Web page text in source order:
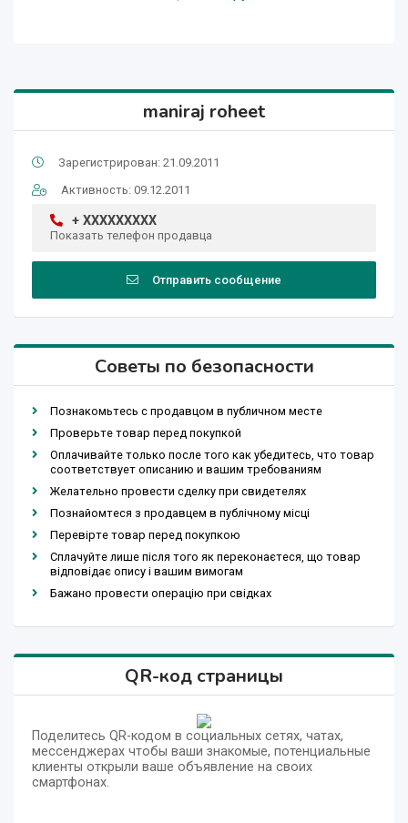
maniraj roheet
Зарегистрирован: 21.09.2011
Активность: 09.12.2011
+ XXXXXXXXX
Показать телефон продавца
Отправить сообщение
Советы по безопасности
Познакомьтесь с продавцом в публичном месте
Проверьте товар перед покупкой
Оплачивайте только после того как убедитесь, что товар
соответствует описанию и вашим требованиям
Желательно провести сделку при свидетелях
Познайомтеся з продавцем в публічному місці
Перевірте товар перед покупкою
Сплачуйте лише після того як переконаєтеся, що товар
відповідає опису і вашим вимогам
Бажано провести операцію при свідках
QR-код страницы
Поделитесь QR-кодом в социальных сетях, чатах,
мессенджерах чтобы ваши знакомые, потенциальные
клиенты открыли ваше объявление на своих
смартфонах.